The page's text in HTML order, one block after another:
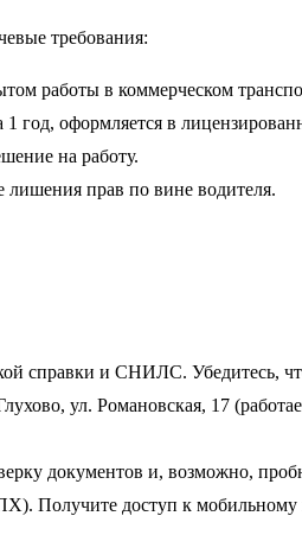
требования:
работы в коммерческом
год, оформляется в
на работу.
лишения прав по вине водителя.
справки и СНИЛС. Убедитесь,
ул. Романовская, 17
документов и, возможно,
Получите доступ к мобильному